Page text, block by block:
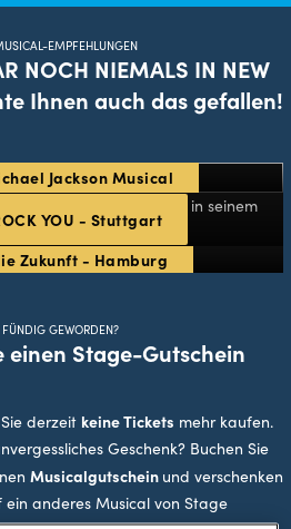
EMPFEHLUNGEN
NOCH NIEMALS IN NEW
Ihnen auch das gefallen!
Jackson Musical
YOU - Stuttgart
Zukunft - Hamburg
FÜNDIG GEWORDEN?
einen Stage-Gutschein
derzeit keine Tickets mehr kaufen.
Geschenk? Buchen Sie
Musicalgutschein und verschenken
ein anderes Musical von Stage